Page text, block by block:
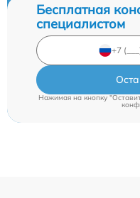
Бесплатная
специалистом
Нажимая на кнопку